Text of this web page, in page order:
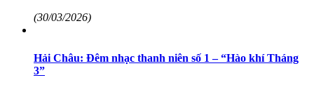
(30/03/2026)
Hải Châu: Đêm nhạc thanh niên số 1 – “Hào khí Tháng
3”